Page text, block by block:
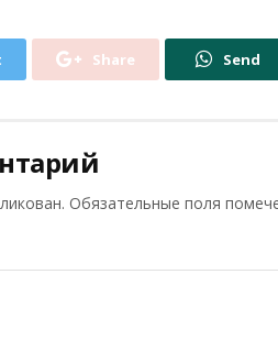
Share Send
Обязательные поля